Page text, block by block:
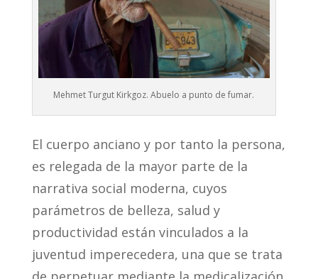
Mehmet Turgut Kirkgoz. Abuelo a punto de fumar.
El cuerpo anciano y por tanto la persona,
es relegada de la mayor parte de la
narrativa social moderna, cuyos
parámetros de belleza, salud y
productividad están vinculados a la
juventud imperecedera, una que se trata